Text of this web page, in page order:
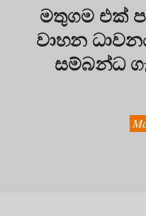
මතුගම එක්
වාහන
සම්බන්ධ